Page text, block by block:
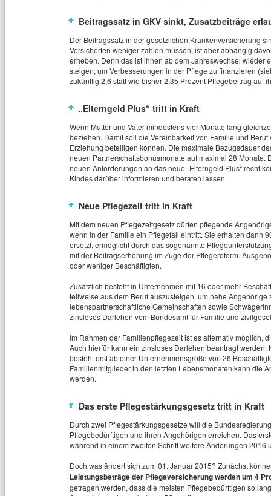
Beitragssatz in GKV sinkt, Zusatzbeiträge
Der Beitragssatz in der gesetzlichen Krankenversicherung
Versicherten weniger zahlen müssen, ist aber abhängig
erheben. Denn das ist ihnen ab dem Jahreswechsel wieder
steigen, um Verbesserungen in der Pflege zu finanzieren
zukünftig 2,6 statt wie bisher 2,35 Prozent Pflegebeitrag auf
„Elterngeld Plus“ tritt in Kraft
Wenn Mutter und Vater mindestens vier Monate lang
beziehen. Damit soll die Vereinbarkeit von Familie und
Erziehung beteiligen können. Die maximale Bezugsdauer
neuen Partnerschaftsbonusmonate auf maximal 28
neuen Anforderungen an das neue „Elterngeld Plus“ recht
Kindes darüber informieren und beraten lassen.
Neue Pflegezeit tritt in Kraft
Mit dem neuen Pflegezeitgesetz dürfen pflegende
wenn in der Familie ein Pflegefall eintritt. Sie erhalten dann
ersetzt, ermöglicht durch das sogenannte
mit der Beitragserhöhung im Zuge der Pflegereform.
oder weniger Beschäftigten.
Zusätzlich besteht in Unternehmen mit 16 oder mehr
teilweise aus dem Beruf auszusteigen, um nahe
lebenspartnerschaftliche Gemeinschaften sowie
zinsloses Darlehen vom Bundesamt für Familie und
Im Rahmen der Familienpflegezeit ist es alternativ möglich,
Auch hierfür kann ein zinsloses Darlehen beantragt
besteht erst ab einer Unternehmensgröße von 26
Familienmitglieder in den letzten Lebensmonaten kann die
werden.
Das erste Pflegestärkungsgesetz tritt in Kraft
Durch zwei Pflegestärkungsgesetze will die
Pflegebedürftigen und ihren Angehörigen erreichen. Das
während in einem zweiten Schritt weitere Änderungen 2016
Doch was ändert sich zum 01. Januar 2015? Zunächst
Leistungsbeträge der Pflegeversicherung werden um 4
getragen werden, dass die meisten Pflegebedürftigen so